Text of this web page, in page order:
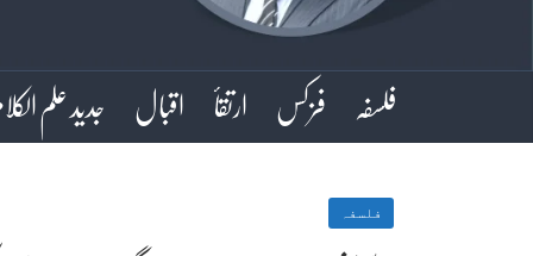
فلسفہ فزکس ارتقأ اقبال جدید علم
فلسفہ